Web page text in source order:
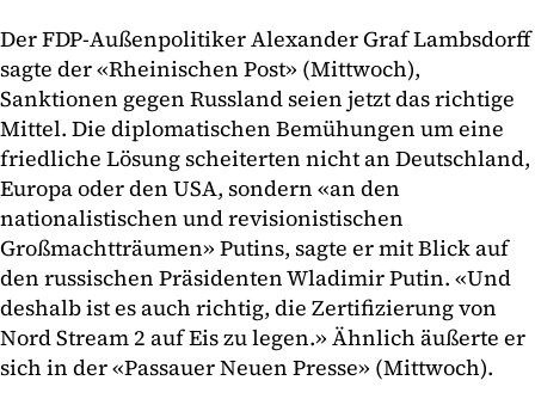
Der FDP-Außenpolitiker Alexander Graf Lambsdorff
sagte der «Rheinischen Post» (Mittwoch),
Sanktionen gegen Russland seien jetzt das richtige
Mittel. Die diplomatischen Bemühungen um eine
friedliche Lösung scheiterten nicht an Deutschland,
Europa oder den USA, sondern «an den
nationalistischen und revisionistischen
Großmachtträumen» Putins, sagte er mit Blick auf
den russischen Präsidenten Wladimir Putin. «Und
deshalb ist es auch richtig, die Zertifizierung von
Nord Stream 2 auf Eis zu legen.» Ähnlich äußerte er
sich in der «Passauer Neuen Presse» (Mittwoch).